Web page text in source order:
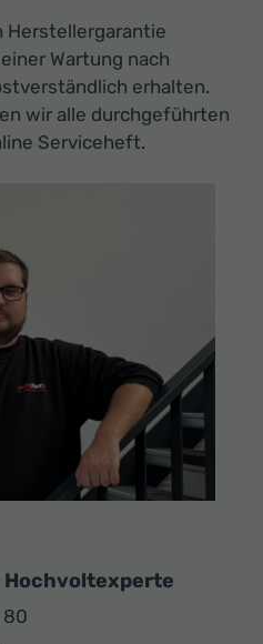
Herstellergarantie
Wartung nach
erhalten.
wir alle durchgeführten
Serviceheft.
80